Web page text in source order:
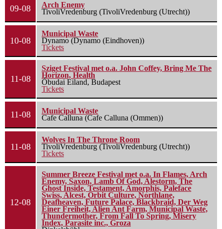
09-08
Arch Enemy
TivoliVredenburg (TivoliVredenburg (Utrecht))
10-08
Municipal Waste
Dynamo (Dynamo (Eindhoven))
Tickets
11-08
Sziget Festival met o.a. John Coffey, Bring Me The
Horizon, Health
Óbudai Eiland, Budapest
Tickets
11-08
Municipal Waste
Cafe Calluna (Cafe Calluna (Ommen))
11-08
Wolves In The Throne Room
TivoliVredenburg (TivoliVredenburg (Utrecht))
Tickets
12-08
Summer Breeze Festival met o.a. In Flames, Arch
Enemy, Saxon, Lamb Of God, Alestorm, The
Ghost Inside, Testament, Amorphis, Paleface
Swiss, Alcest, Orbit Culture, Northlane,
Deafheaven, Future Palace, Blackbraid, Der Weg
Einer Freiheit, Alien Ant Farm, Municipal Waste,
Thundermother, From Fall To Spring, Misery
Index, Parasite inc., Groza